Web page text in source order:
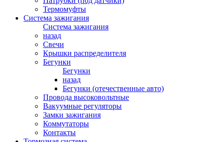
Термомуфты
Система зажигания
Система зажигания
назад
Свечи
Крышки распределителя
Бегунки
Бегунки
назад
Бегунки (отечественные авто)
Провода высоковольтные
Вакуумные регуляторы
Замки зажигания
Коммутаторы
Контакты